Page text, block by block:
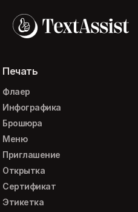
Печать
Флаер
Инфографика
Брошюра
Меню
Приглашение
Открытка
Сертификат
Этикетка